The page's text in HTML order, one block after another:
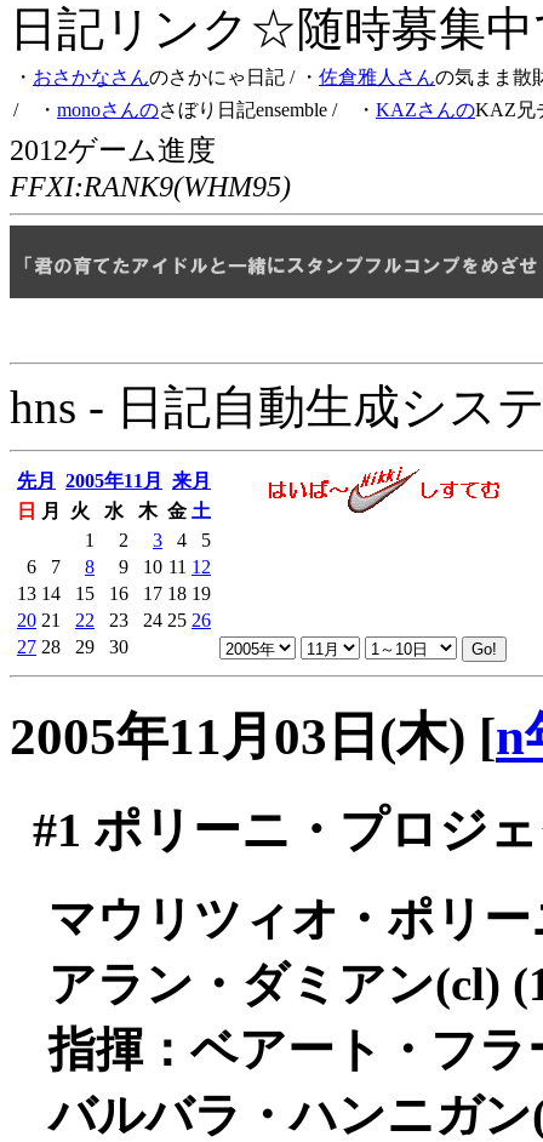
日記リンク☆随時募集
・ おさかなさんのさかにゃ日記 / ・ 佐倉雅人さんの気まま散
/ ・ monoさんのさぼり日記ensemble / ・ KAZさんのKAZ兄
2012ゲーム進度
FFXI:RANK9(WHM95)
hns - 日記自動生成シス
先月 2005年11月
来月
日
月 火 水 木 金 土
1
2 3 4
5
6
7 8 9 10 11 12
13 14 15 16 17 18 19
20 21 22 23 24 25 26
27 28 29 30
2005年11月03日(木) [n
#1 ポリーニ・プロジ
マウリツィオ・ポリー
アラン・ダミアン(cl)
指揮：ベアート・フラ
バルバラ・ハンニガン